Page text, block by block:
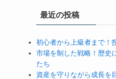
最近の投稿
初心者から上級者まで！
市場を制した戦略！歴史
たち
資産を守りながら成長を